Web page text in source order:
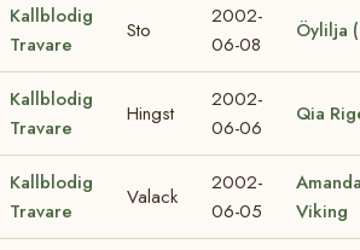
Kallblodig
Travare
Sto
2002-
06-08
Öylilja
Kallblodig
Travare
Hingst
2002-
06-06
Qia
Kallblodig
Travare
Valack
2002-
06-05
Viking